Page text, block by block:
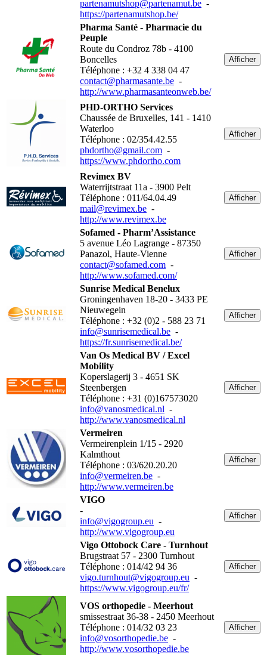
partenamutshop@partenamut.be -
https://partenamutshop.be/
Pharma Santé - Pharmacie du
Peuple
Route du Condroz 78b - 4100
Boncelles
Téléphone : +32 4 338 04 47
contact@pharmasante.be -
http://www.pharmasanteonweb.be/
Afficher
PHD-ORTHO Services
Chaussée de Bruxelles, 141 - 1410
Waterloo
Téléphone : 02/354.42.55
phdortho@gmail.com -
https://www.phdortho.com
Afficher
Revimex BV
Waterrijtstraat 11a - 3900 Pelt
Téléphone : 011/64.04.49
mail@revimex.be -
http://www.revimex.be
Afficher
Sofamed - Pharm’Assistance
5 avenue Léo Lagrange - 87350
Panazol, Haute-Vienne
contact@sofamed.com -
http://www.sofamed.com/
Afficher
Sunrise Medical Benelux
Groningenhaven 18-20 - 3433 PE
Nieuwegein
Téléphone : +32 (0)2 - 588 23 71
info@sunrisemedical.be -
https://fr.sunrisemedical.be/
Afficher
Van Os Medical BV / Excel
Mobility
Koperslagerij 3 - 4651 SK
Steenbergen
Téléphone : +31 (0)167573020
info@vanosmedical.nl -
http://www.vanosmedical.nl
Afficher
Vermeiren
Vermeirenplein 1/15 - 2920
Kalmthout
Téléphone : 03/620.20.20
info@vermeiren.be -
http://www.vermeiren.be
Afficher
VIGO
-
info@vigogroup.eu -
http://www.vigogroup.eu
Afficher
Vigo Ottobock Care - Turnhout
Brugstraat 57 - 2300 Turnhout
Téléphone : 014/42 94 36
vigo.turnhout@vigogroup.eu -
https://www.vigogroup.eu/fr/
Afficher
VOS orthopedie - Meerhout
smissestraat 36-38 - 2450 Meerhout
Téléphone : 014/32 03 23
info@vosorthopedie.be -
http://www.vosorthopedie.be
Afficher